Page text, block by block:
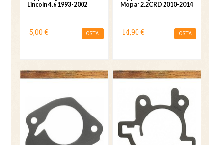
Lincoln 4.6 1993-2002
5,00 € OSTA
Mopar 2.2CRD 2010-2014
14,90 € OSTA